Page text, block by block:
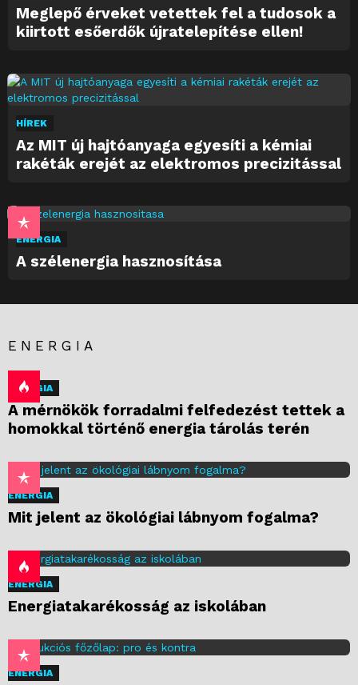
Meglepő érveket vetettek fel a tudosok a
kiirtott esőerdők újratelepítése ellen!
HÍREK
Az MIT új hajtóanyaga egyesíti a kémiai
rakéták erejét az elektromos precizitással
ENERGIA
A szélenergia hasznosítása
ENERGIA
ENERGIA
A mérnökök forradalmi felfedezést tettek a
homokkal történő energia tárolás terén
ENERGIA
Mit jelent az ökológiai lábnyom fogalma?
ENERGIA
Energiatakarékosság az iskolában
ENERGIA